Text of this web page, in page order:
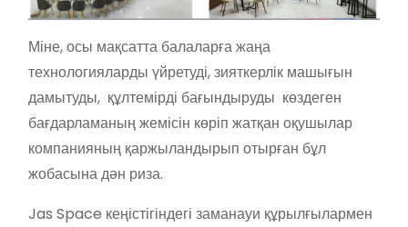
Міне, осы мақсатта балаларға жаңа
технологияларды үйретуді, зияткерлік машығын
дамытуды, құлтемірді бағындыруды көздеген
бағдарламаның жемісін көріп жатқан оқушылар
компанияның қаржыландырып отырған бұл
жобасына дән риза.
Jas Space кеңістігіндегі заманауи құрылғылармен